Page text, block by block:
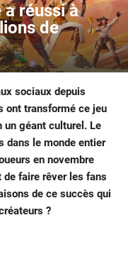
réussi à
de
sociaux depuis
ont transformé ce jeu
un géant culturel. Le
dans le monde entier
en novembre
de faire rêver les fans
de ce succès qui
?